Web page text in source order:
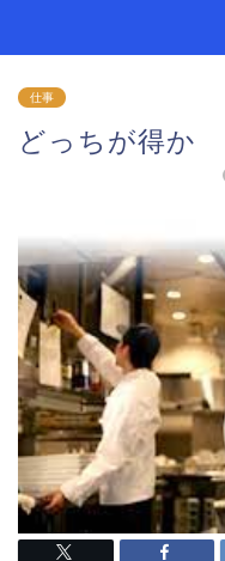
仕事
どっちが得か